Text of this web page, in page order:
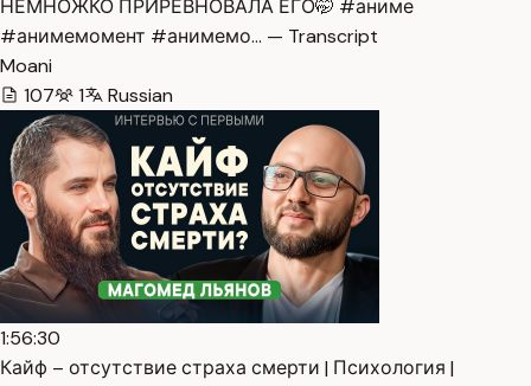
НЕМНОЖКО ПРИРЕВНОВАЛА ЕГО🤭 #аниме
#анимемомент #анимемо… — Transcript
Moani
107
1 Russian
1:56:30
Кайф – отсутствие страха смерти | Психология |